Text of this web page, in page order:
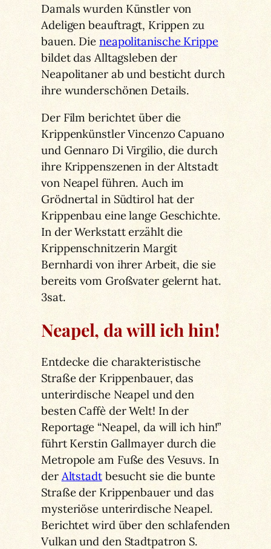
Damals wurden Künstler von
Adeligen beauftragt, Krippen zu
bauen. Die neapolitanische Krippe
bildet das Alltagsleben der
Neapolitaner ab und besticht durch
ihre wunderschönen Details.
Der Film berichtet über die
Krippenkünstler Vincenzo Capuano
und Gennaro Di Virgilio, die durch
ihre Krippenszenen in der Altstadt
von Neapel führen. Auch im
Grödnertal in Südtirol hat der
Krippenbau eine lange Geschichte.
In der Werkstatt erzählt die
Krippenschnitzerin Margit
Bernhardi von ihrer Arbeit, die sie
bereits vom Großvater gelernt hat.
3sat.
Neapel, da will ich hin!
Entdecke die charakteristische
Straße der Krippenbauer, das
unterirdische Neapel und den
besten Caffè der Welt! In der
Reportage “Neapel, da will ich hin!”
führt Kerstin Gallmayer durch die
Metropole am Fuße des Vesuvs. In
der Altstadtbesucht sie die bunte
Straße der Krippenbauer und das
mysteriöse unterirdische Neapel.
Berichtet wird über den schlafenden
Vulkan und den Stadtpatron S.